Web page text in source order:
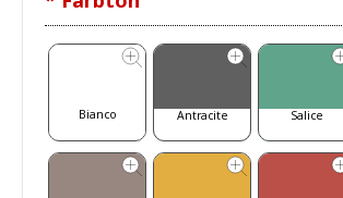
Bianco Antracite Salice